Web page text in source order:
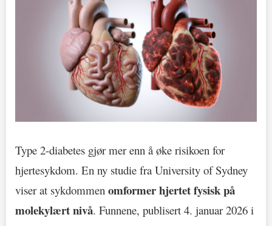
Type 2-diabetes gjør mer enn å øke risikoen for
hjertesykdom. En ny studie fra University of Sydney
viser at sykdommen omformer hjertet fysisk på
molekylært nivå. Funnene, publisert 4. januar 2026 i